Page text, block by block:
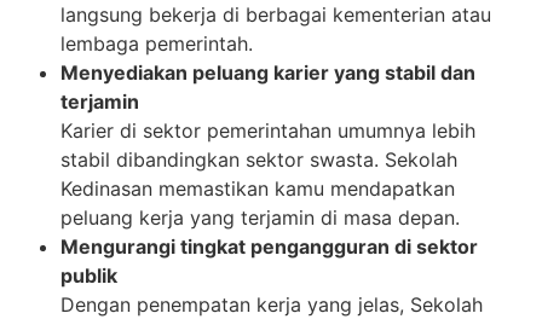
langsung bekerja di berbagai kementerian atau
lembaga pemerintah.
Menyediakan peluang karier yang stabil dan
terjamin
Karier di sektor pemerintahan umumnya lebih
stabil dibandingkan sektor swasta. Sekolah
Kedinasan memastikan kamu mendapatkan
peluang kerja yang terjamin di masa depan.
Mengurangi tingkat pengangguran di sektor
publik
Dengan penempatan kerja yang jelas, Sekolah